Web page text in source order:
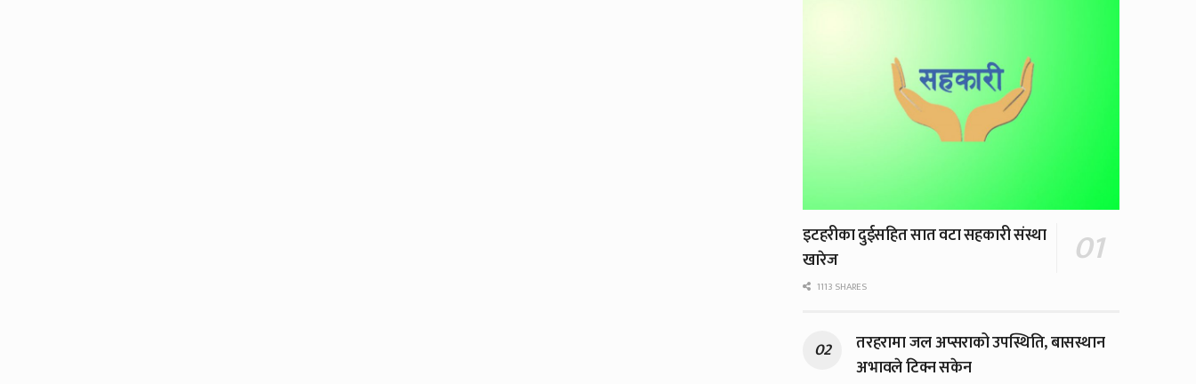
इटहरीका दुईसहित सात वटा सहकारी संस्था
खारेज
1113 SHARES
तरहरामा जल अप्सराको उपस्थिति, बासस्थान
अभावले टिक्न सकेन